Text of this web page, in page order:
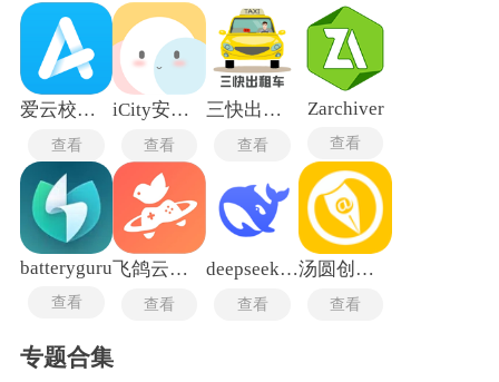
爱云校阅卷5.0
查看
iCity安卓版
查看
三快出租车司机端
查看
Zarchiver
查看
batteryguru
查看
飞鸽云游戏老版本
查看
deepseekv3.1最新版
查看
汤圆创作最新版
查看
专题合集